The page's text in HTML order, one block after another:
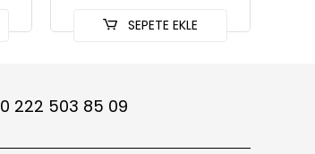
SEPETE EKLE
0 222 503 85 09